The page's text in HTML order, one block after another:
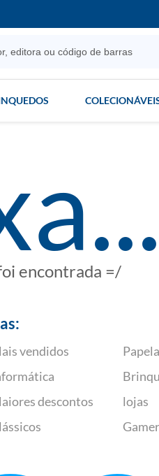
encontrada =/
vendidos
descontos
lojas
Gamer